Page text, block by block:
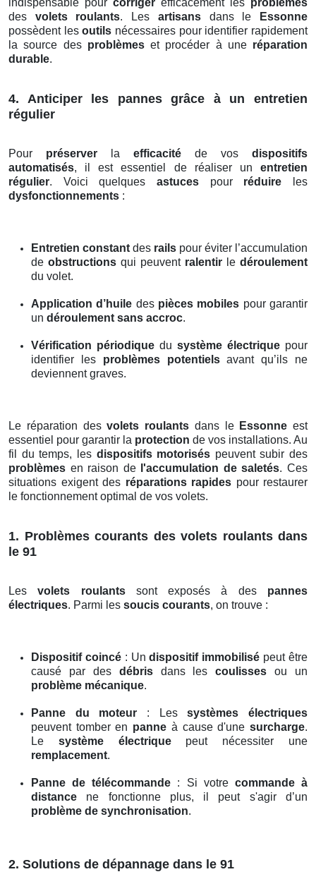
des volets roulants. Les artisansdans le
Essonne
possèdent lesoutils nécessaires pour identifier rapidement
la source des problèmeset procéder à une réparation
durable.
4. Anticiper les pannes grâce à un entretien
régulier
Pour préserver la efficacité de vos dispositifs
automatisés, il est essentiel de réaliser un entretien
régulier. Voici quelques astuces pour réduire les
dysfonctionnements :
Entretien constant des rails pour éviter l’accumulation
de obstructions qui peuvent ralentir le déroulement
du volet.
Application d’huile des pièces mobiles pour garantir
un déroulement sans accroc.
Vérification périodique du système électrique pour
identifier les problèmes potentielsavant qu’ils ne
deviennent graves.
Le réparation desvolets roulants dans le Essonne est
essentiel pour garantir la protection de vos installations. Au
fil du temps, les dispositifs motorisés peuvent subir des
problèmes en raison de l'accumulation de saletés. Ces
situations exigent des réparations rapides pour restaurer
le fonctionnement optimal de vos volets.
1. Problèmes courants des volets roulants dans
le 91
Lesvolets roulantssont exposés à des pannes
électriques. Parmi les soucis courants, on trouve :
Dispositif coincé: Undispositif immobilisé peut être
causé par des débrisdans lescoulisses ou un
problème mécanique.
Panne du moteur : Lessystèmes électriques
peuvent tomber en panne à cause d'unesurcharge.
Le système électriquepeut nécessiter une
remplacement.
Panne de télécommande : Si votre commande à
distance ne fonctionne plus, il peut s'agir d’un
problème de synchronisation.
2. Solutions de dépannage dans le 91